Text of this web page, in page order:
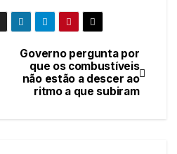
Governo pergunta por
que os combustíveis
não estão a descer ao
ritmo a que subiram